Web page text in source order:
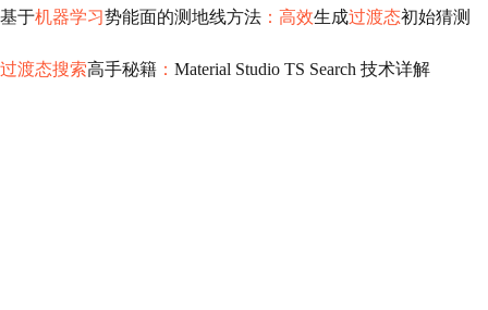
基于机器学习势能面的测地线方法 ：高效生成过渡态初始猜测
过渡态搜索高手秘籍 ： Material Studio TS Search 技术详解